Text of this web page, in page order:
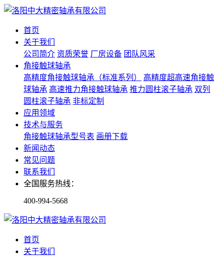
首页
关于我们
公司简介 资质荣誉 厂房设备 团队风采
角接触球轴承
高精度角接触球轴承（标准系列）
高精度超高速角接触
球轴承 高速推力角接触球轴承 推力圆柱滚子轴承 双列
圆柱滚子轴承 非标定制
应用领域
技术与服务
角接触球轴承型号表 画册下载
新闻动态
常见问题
联系我们
全国服务热线：
400-994-5668
首页
关于我们